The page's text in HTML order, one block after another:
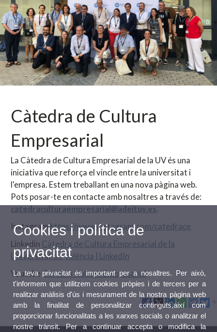
Càtedra de Cultura
Empresarial
La Càtedra de Cultura Empresarial de la UV és una
iniciativa que reforça el vincle entre la universitat i
l'empresa. Estem treballant en una nova pàgina web.
Pots posar-te en contacte amb nosaltres a través de:
catedraculturaempresarial@adeituv.es.
Instagramhttps://www.instagram.com/catedrace
Linkedin Càtedra de Cultura Empresarial de la
Universitat de València | LinkedIn
Youtube Càtedra Cultura Empresarial
Cookies i política de
privacitat
La teva privacitat és important per a nosaltres. Per això,
t'informem que utilitzem cookies pròpies i de tercers per a
realitzar anàlisis d'ús i mesurament de la nostra pàgina web
amb la finalitat de personalitzar continguts,així com
proporcionar funcionalitats a les xarxes socials o analitzar el
nostre trànsit. Per a continuar accepta o modifica la